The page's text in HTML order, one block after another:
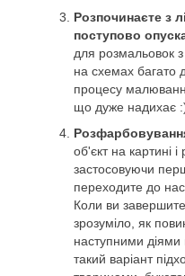
Розпочинаєте з
поступово
для розмальовок
на схемах багато
процесу
що дуже надихає
об'єкт на картині
застосовуючи
переходите до
Коли ви
зрозуміло, як
наступними діями
такий варіант